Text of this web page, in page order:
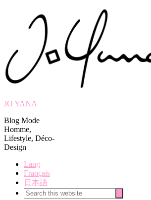
JO YANA
Blog Mode
Homme,
Lifestyle, Déco-
Design
Lang
Français
日本語
Search